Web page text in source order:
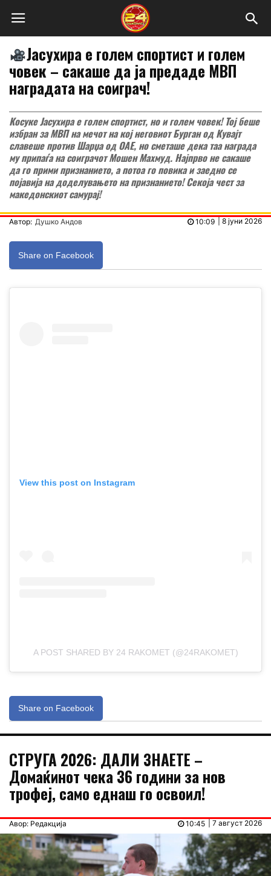
Јасухира е голем спортист и голем
човек – сакаше да ја предаде МВП
наградата на соиграч!
Косуке Јасухира е голем спортист, но и голем човек! Тој беше
избран за МВП на мечот на кој неговиот Бурган од Кувајт
славеше против Шарџа од ОАЕ, но сметаше дека таа награда
му припаѓа на соиграчот Мошен Махмуд. Најпрво не сакаше
да го прими признанието, а потоа го повика и заедно се
појавија на доделувањето на признанието! Секоја чест за
македонскиот самурај!
Автор: Душко Андов 8 јуни 2026
10:09
Share on Facebook
View this post on Instagram
A POST SHARED BY 24 RAKOMET (@24RAKOMET)
Share on Facebook
СТРУГА 2026: ДАЛИ ЗНАЕТЕ –
Домаќинот чека 36 години за нов
трофеј, само еднаш го освоил!
Авор: Редакција | 7 август 2026
10:45